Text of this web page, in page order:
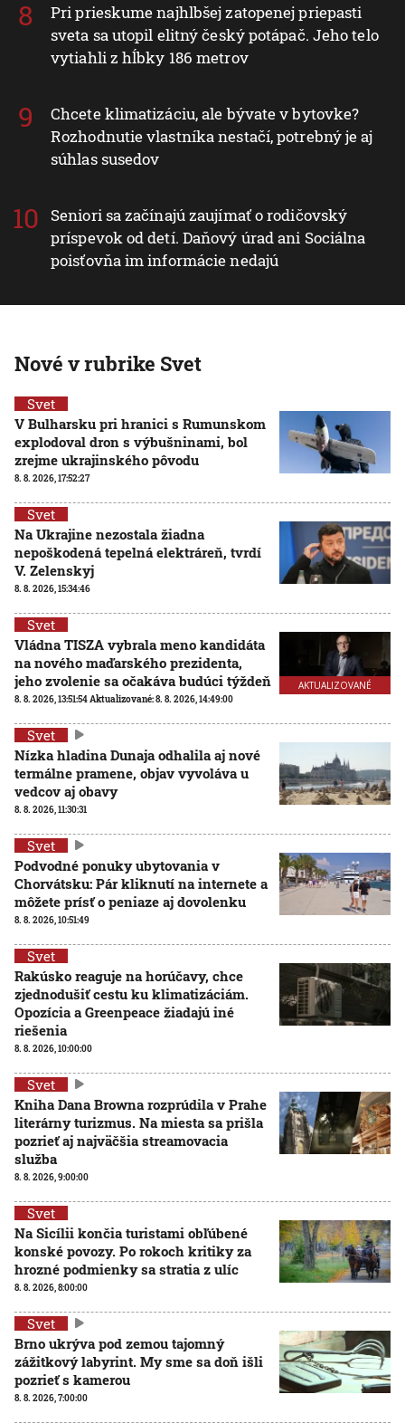
Pri prieskume najhlbšej zatopenej priepasti
sveta sa utopil elitný český potápač. Jeho telo
vytiahli z hĺbky 186 metrov
Chcete klimatizáciu, ale bývate v bytovke?
Rozhodnutie vlastníka nestačí, potrebný je aj
súhlas susedov
Seniori sa začínajú zaujímať o rodičovský
príspevok od detí. Daňový úrad ani Sociálna
poisťovňa im informácie nedajú
Nové v rubrike Svet
Svet
V Bulharsku pri hranici s Rumunskom
explodoval dron s výbušninami, bol
zrejme ukrajinského pôvodu
8. 8. 2026, 17:52:27
Svet
Na Ukrajine nezostala žiadna
nepoškodená tepelná elektráreň, tvrdí
V. Zelenskyj
8. 8. 2026, 15:34:46
AKTUALIZOVANÉ
Svet
Vládna TISZA vybrala meno kandidáta
na nového maďarského prezidenta,
jeho zvolenie sa očakáva budúci týždeň
8. 8. 2026, 13:51:54Aktualizované:8. 8. 2026, 14:49:00
Svet
Nízka hladina Dunaja odhalila aj nové
termálne pramene, objav vyvoláva u
vedcov aj obavy
8. 8. 2026, 11:30:31
Svet
Podvodné ponuky ubytovania v
Chorvátsku: Pár kliknutí na internete a
môžete prísť o peniaze aj dovolenku
8. 8. 2026, 10:51:49
Svet
Rakúsko reaguje na horúčavy, chce
zjednodušiť cestu ku klimatizáciám.
Opozícia a Greenpeace žiadajú iné
riešenia
8. 8. 2026, 10:00:00
Svet
Kniha Dana Browna rozprúdila v Prahe
literárny turizmus. Na miesta sa prišla
pozrieť aj najväčšia streamovacia
služba
8. 8. 2026, 9:00:00
Svet
Na Sicílii končia turistami obľúbené
konské povozy. Po rokoch kritiky za
hrozné podmienky sa stratia z ulíc
8. 8. 2026, 8:00:00
Svet
Brno ukrýva pod zemou tajomný
zážitkový labyrint. My sme sa doň išli
pozrieť s kamerou
8. 8. 2026, 7:00:00